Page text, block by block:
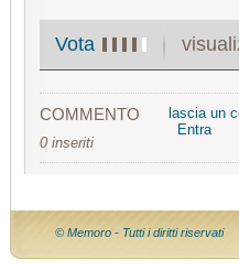
Vota
COMMENTO
0 inseriti
lascia un
Entra
© Memoro - Tutti i diritti riservati